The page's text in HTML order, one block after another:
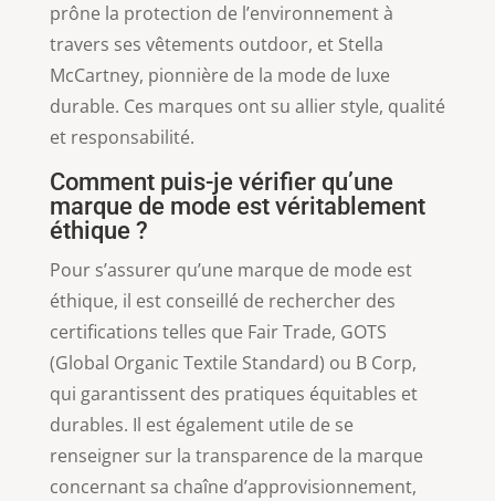
prône la protection de l’environnement à
travers ses vêtements outdoor, et Stella
McCartney, pionnière de la mode de luxe
durable. Ces marques ont su allier style, qualité
et responsabilité.
Comment puis-je vérifier qu’une
marque de mode est véritablement
éthique ?
Pour s’assurer qu’une marque de mode est
éthique, il est conseillé de rechercher des
certifications telles que Fair Trade, GOTS
(Global Organic Textile Standard) ou B Corp,
qui garantissent des pratiques équitables et
durables. Il est également utile de se
renseigner sur la transparence de la marque
concernant sa chaîne d’approvisionnement,